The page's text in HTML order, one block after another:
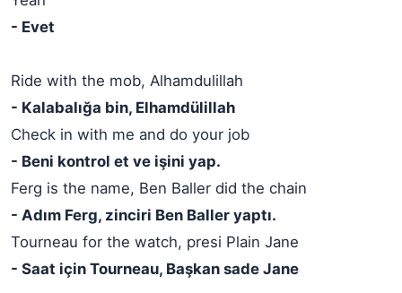
- Evet
Ride with the mob, Alhamdulillah
- Kalabalığa bin, Elhamdülillah
Check in with me and do your job
- Beni kontrol et ve işini yap.
Ferg is the name, Ben Baller did the chain
- Adım Ferg, zinciri Ben Baller yaptı.
Tourneau for the watch, presi Plain Jane
- Saat için Tourneau, Başkan sade Jane